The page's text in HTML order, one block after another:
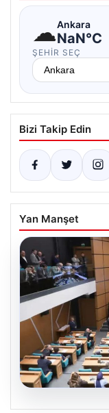
☁Ankara
NaN°C
ŞEHIR SEÇ
Bizi Takip Edin
Yan Manşet